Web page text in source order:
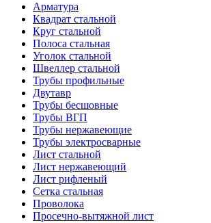
Арматура
Квадрат стальной
Круг стальной
Полоса стальная
Уголок стальной
Швеллер стальной
Трубы профильные
Двутавр
Трубы бесшовные
Трубы ВГП
Трубы нержавеющие
Трубы электросварные
Лист стальной
Лист нержавеющий
Лист рифленый
Сетка стальная
Проволока
Просечно-вытяжной лист